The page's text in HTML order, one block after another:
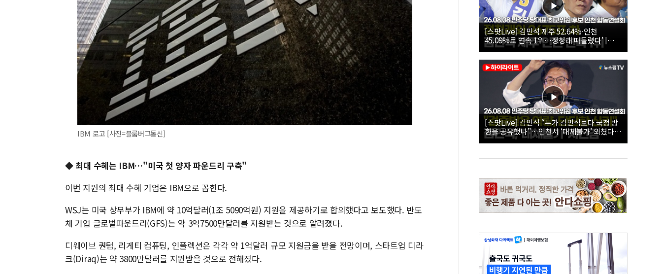
IBM 로고 [사진=블룸버그통신]
◆최대 수혜는 IBM…"미국 첫 양자 파운드리 구축"
이번 지원의 최대 수혜 기업은 IBM으로 꼽힌다.
WSJ는 미국 상무부가 IBM에 약 10억달러(1조 5090억원) 지원을 제공하기로 합의했다고 보도했다. 반도
체 기업 글로벌파운드리(GFS)는 약 3억7500만달러를 지원받는 것으로 알려졌다.
디웨이브 퀀텀, 리게티 컴퓨팅, 인플렉션은 각각 약 1억달러 규모 지원금을 받을 전망이며, 스타트업 디라
크(Diraq)는 약 3800만달러를 지원받을 것으로 전해졌다.
[스팟Live] 김민석 제주 52.64%·인천
45.09%로 연속 1위…정청래 따돌렸다’ |
26.08.08 더불어민주당 당대표·최고위원 후
보 인천 합동연설회
[스팟Live] 김민석 “누가 김민석보다 국정 방
향을 공유했나”…인천서 ‘대체불가’ 외쳤다 |
26.08.08 더불어민주당 당대표·최고위원 후